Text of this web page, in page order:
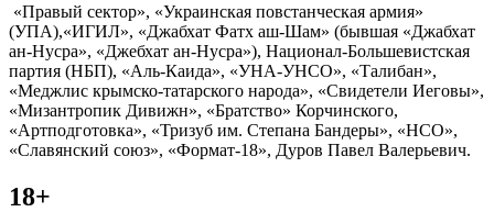
«Правый сектор», «Украинская повстанческая армия»
(УПА),«ИГИЛ», «Джабхат Фатх аш-Шам» (бывшая «Джабхат
ан-Нусра», «Джебхат ан-Нусра»), Национал-Большевистская
партия (НБП), «Аль-Каида», «УНА-УНСО», «Талибан»,
«Меджлис крымско-татарского народа», «Свидетели Иеговы»,
«Мизантропик Дивижн», «Братство» Корчинского,
«Артподготовка», «Тризуб им. Степана Бандеры», «НСО»,
«Славянский союз», «Формат-18», Дуров Павел Валерьевич.
18+